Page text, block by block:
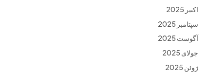
اکتبر 2025
سپتامبر 2025
آگوست 2025
جولای 2025
ژوئن 2025